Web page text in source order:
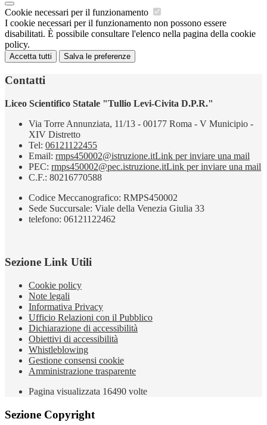
Cookie necessari per il funzionamento
I cookie necessari per il funzionamento non possono essere
disabilitati. È possibile consultare l'elenco nella pagina della cookie
policy.
Accetta tutti Salva le preferenze
Contatti
Liceo Scientifico Statale "Tullio Levi-Civita D.P.R."
Via Torre Annunziata, 11/13 - 00177 Roma - V Municipio -
XIV Distretto
Tel: 06121122455
Email: rmps450002@istruzione.itLink per inviare una mail
PEC: rmps450002@pec.istruzione.itLink per inviare una mail
C.F.: 80216770588
Codice Meccanografico: RMPS450002
Sede Succursale: Viale della Venezia Giulia 33
telefono: 06121122462
Sezione Link Utili
Cookie policy
Note legali
Informativa Privacy
Ufficio Relazioni con il Pubblico
Dichiarazione di accessibilità
Obiettivi di accessibilità
Whistleblowing
Gestione consensi cookie
Amministrazione trasparente
Pagina visualizzata 16490 volte
Sezione Copyright